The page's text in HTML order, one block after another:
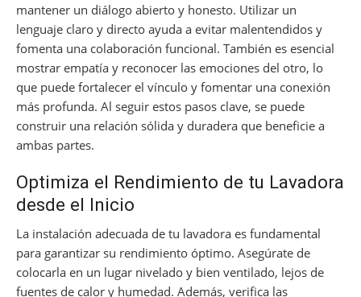
mantener un diálogo abierto y honesto. Utilizar un
lenguaje claro y directo ayuda a evitar malentendidos y
fomenta una colaboración funcional. También es esencial
mostrar empatía y reconocer las emociones del otro, lo
que puede fortalecer el vínculo y fomentar una conexión
más profunda. Al seguir estos pasos clave, se puede
construir una relación sólida y duradera que beneficie a
ambas partes.
Optimiza el Rendimiento de tu Lavadora
desde el Inicio
La instalación adecuada de tu lavadora es fundamental
para garantizar su rendimiento óptimo. Asegúrate de
colocarla en un lugar nivelado y bien ventilado, lejos de
fuentes de calor y humedad. Además, verifica las